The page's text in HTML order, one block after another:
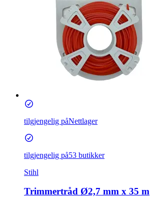
tilgjengelig påNettlager
tilgjengelig på53 butikker
Stihl
Trimmertråd Ø2,7 mm x 35 m